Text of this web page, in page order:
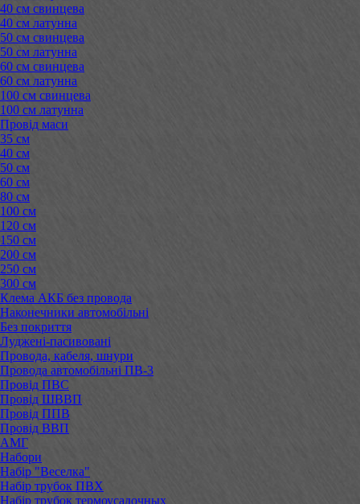
40 см свинцева
40 см латунна
50 см свинцева
50 см латунна
60 см свинцева
60 см латунна
100 см свинцева
100 см латунна
Провід маси
35 см
40 см
50 см
60 см
80 см
100 см
120 см
150 см
200 см
250 см
300 см
Клема АКБ без провода
Наконечники автомобільні
Без покриття
Луджені-пасивовані
Провода, кабеля, шнури
Провода автомобільні ПВ-3
Провід ПВС
Провід ШВВП
Провід ППВ
Провід ВВП
АМГ
Набори
Набір "Веселка"
Набір трубок ПВХ
Набір трубок термоусадочных